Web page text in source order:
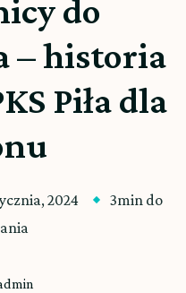
do
– historia
Piła dla
2024
3min do